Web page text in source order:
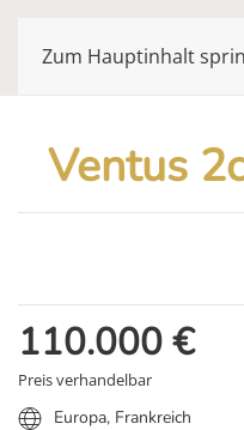
Zum Hauptinhalt
Ventus
110.000€
Preis verhandelbar
Europa, Frankreich